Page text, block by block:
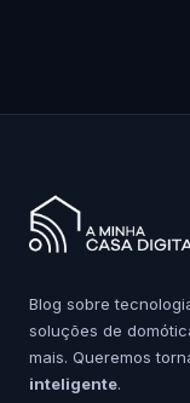
Blog sobre
soluções de
mais. Queremos
inteligente.